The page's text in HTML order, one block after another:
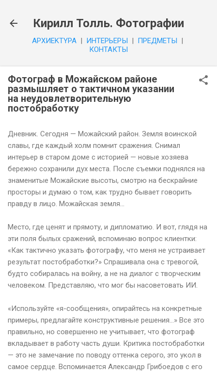
Кирилл Толль. Фотографии
APXИEKTYPA | ИHTEPЬEPЫ | ПPEДMETЫ |
КОНТАКТЫ
Фотограф в Можайском районе
размышляет о тактичном указании
на неудовлетворительную
постобработку
Дневник. Сегодня — Можайский район. Земля воинской
славы, где каждый холм помнит сражения. Снимал
интерьер в старом доме с историей — новые хозяева
бережно сохранили дух места. После съемки поднялся на
знаменитые Можайские высоты, смотрю на бескрайние
просторы и думаю о том, как трудно бывает говорить
правду в лицо. Можайская земля...
Место, где ценят и прямоту, и дипломатию. И вот, глядя на
эти поля былых сражений, вспоминаю вопрос клиентки:
«Как тактично указать фотографу, что меня не устраивает
результат постобработки?» Спрашивала она с тревогой,
будто собиралась на войну, а не на диалог с творческим
человеком. Представляю, что мог бы насоветовать ИИ.
«Используйте «я-сообщения», опирайтесь на конкретные
примеры, предлагайте конструктивные решения...» Все это
правильно, но совершенно не учитывает, что фотограф
вкладывает в работу часть души. Критика постобработки
— это не замечание по поводу оттенка серого, это укол в
самое сердце. Вспоминается Александр Грибоедов с его